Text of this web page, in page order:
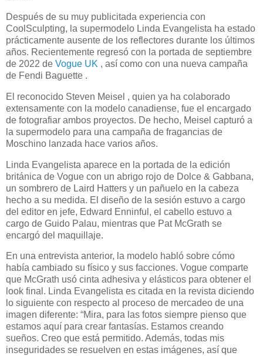
Después de su muy publicitada experiencia con
CoolSculpting, la supermodelo Linda Evangelista ha estado
prácticamente ausente de los reflectores durante los últimos
años. Recientemente regresó con la portada de septiembre
de 2022 de Vogue UK , así como con una nueva campaña
de Fendi Baguette .
El reconocido Steven Meisel , quien ya ha colaborado
extensamente con la modelo canadiense, fue el encargado
de fotografiar ambos proyectos. De hecho, Meisel capturó a
la supermodelo para una campaña de fragancias de
Moschino lanzada hace varios años.
Linda Evangelista aparece en la portada de la edición
británica de Vogue con un abrigo rojo de Dolce & Gabbana,
un sombrero de Laird Hatters y un pañuelo en la cabeza
hecho a su medida. El diseño de la sesión estuvo a cargo
del editor en jefe, Edward Enninful, el cabello estuvo a
cargo de Guido Palau, mientras que Pat McGrath se
encargó del maquillaje.
En una entrevista anterior, la modelo habló sobre cómo
había cambiado su físico y sus facciones. Vogue comparte
que McGrath usó cinta adhesiva y elásticos para obtener el
look final. Linda Evangelista es citada en la revista diciendo
lo siguiente con respecto al proceso de mercadeo de una
imagen diferente: “Mira, para las fotos siempre pienso que
estamos aquí para crear fantasías. Estamos creando
sueños. Creo que está permitido. Además, todas mis
inseguridades se resuelven en estas imágenes, así que